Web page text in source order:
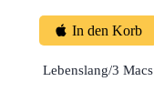
In den Korb
Lebenslang/3 Macs